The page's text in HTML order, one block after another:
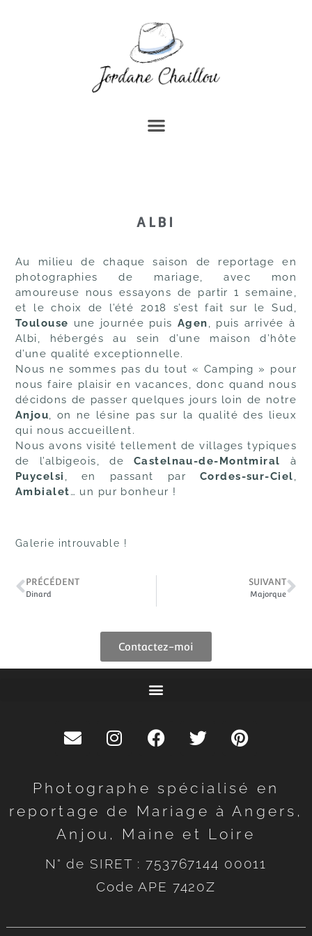
ALBI
Au milieu de chaque saison de reportage en
photographies de mariage, avec mon
amoureuse nous essayons de partir 1 semaine,
et le choix de l’été 2018 s’est fait sur leSud,
Toulouse une journée puis Agen , puis arrivée à
Albi, hébergés au sein d’une maison d’hôte
d’une qualité exceptionnelle.
Nous ne sommes pas du tout « Camping » pour
nous faire plaisir en vacances, donc quand nous
décidons de passer quelques jours loin de notre
Anjou , on ne lésine pas sur la qualité des lieux
qui nous accueillent.
Nous avons visité tellement de villages typiques
de l’albigeois, de Castelnau-de-Montmiral à
Puycelsi
, en passant par Cordes-sur-Ciel
Ambialet… un pur bonheur !
Galerie introuvable !
PRÉCÉDENT
Dinard
SUIVANT
Majorque
Contactez-moi
Photographe spécialisé en
reportage de Mariage à Angers,
Anjou, Maine et Loire
N° de SIRET : 753767144 00011
Code APE 7420Z